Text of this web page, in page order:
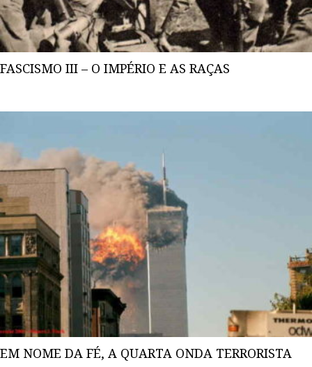
FASCISMO III – O IMPÉRIO E AS RAÇAS
EM NOME DA FÉ, A QUARTA ONDA TERRORISTA